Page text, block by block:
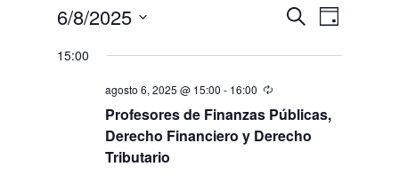
Navegación
de
búsqueda
de
Eventos
de
de
Día
6/8/2025
fecha.
15:00
agosto 6, 2025 @ 15:00 - 16:00
Profesores de Finanzas Públicas,
Derecho Financiero y Derecho
Tributario